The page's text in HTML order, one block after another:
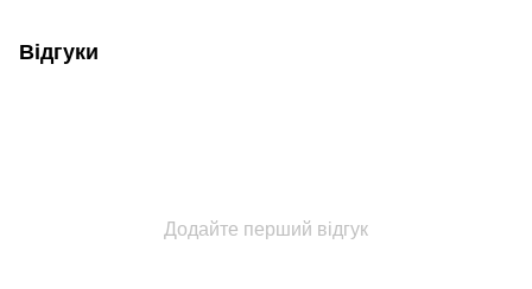
Відгуки
Додайте перший відгук